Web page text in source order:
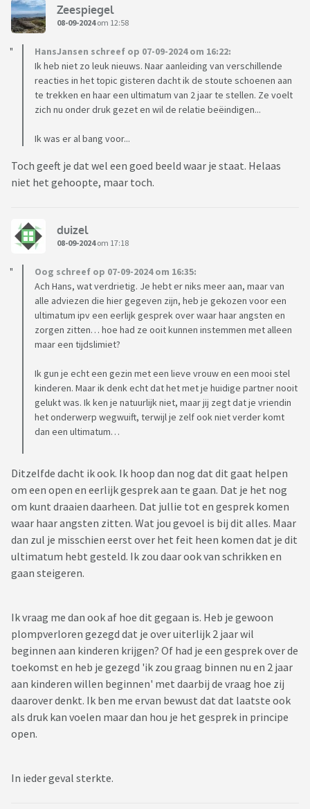
Zeespiegel
08-09-2024om 12:58
HansJansen schreef op 07-09-2024 om 16:22:
Ik heb niet zo leuk nieuws. Naar aanleiding van verschillende
reacties in het topic gisteren dacht ik de stoute schoenen aan
te trekken en haar een ultimatum van 2 jaar te stellen. Ze voelt
zich nu onder druk gezet en wil de relatie beëindigen...
Ik was er al bang voor...
Toch geeft je dat wel een goed beeld waar je staat. Helaas
niet het gehoopte, maar toch.
duizel
08-09-2024om 17:18
Oog schreef op 07-09-2024 om 16:35:
Ach Hans, wat verdrietig. Je hebt er niks meer aan, maar van
alle adviezen die hier gegeven zijn, heb je gekozen voor een
ultimatum ipv een eerlijk gesprek over waar haar angsten en
zorgen zitten… hoe had ze ooit kunnen instemmen met alleen
maar een tijdslimiet?
Ik gun je echt een gezin met een lieve vrouw en een mooi stel
kinderen. Maar ik denk echt dat het met je huidige partner nooit
gelukt was. Ik ken je natuurlijk niet, maar jij zegt dat je vriendin
het onderwerp wegwuift, terwijl je zelf ook niet verder komt
dan een ultimatum…
Ditzelfde dacht ik ook. Ik hoop dan nog dat dit gaat helpen
om een open en eerlijk gesprek aan te gaan. Dat je het nog
om kunt draaien daarheen. Dat jullie tot en gesprek komen
waar haar angsten zitten. Wat jou gevoel is bij dit alles. Maar
dan zul je misschien eerst over het feit heen komen dat je dit
ultimatum hebt gesteld. Ik zou daar ook van schrikken en
gaan steigeren.
Ik vraag me dan ook af hoe dit gegaan is. Heb je gewoon
plompverloren gezegd dat je over uiterlijk 2 jaar wil
beginnen aan kinderen krijgen? Of had je een gesprek over de
toekomst en heb je gezegd 'ik zou graag binnen nu en 2 jaar
aan kinderen willen beginnen' met daarbij de vraag hoe zij
daarover denkt. Ik ben me ervan bewust dat dat laatste ook
als druk kan voelen maar dan hou je het gesprek in principe
open.
In ieder geval sterkte.